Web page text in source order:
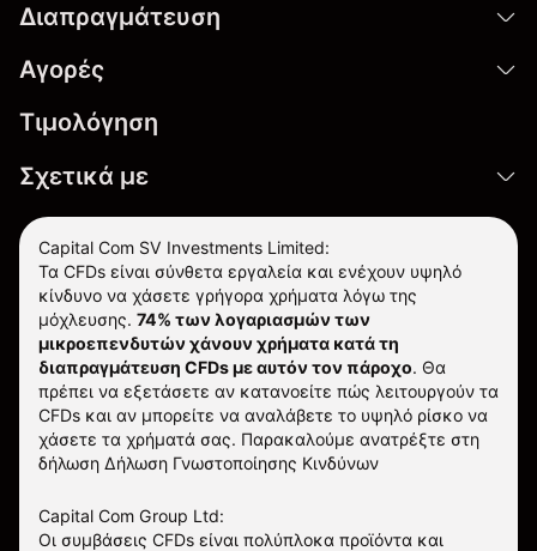
Διαπραγμάτευση
Αγορές
Τιμολόγηση
Σχετικά με
Capital Com SV Investments Limited:
Τα CFDs είναι σύνθετα εργαλεία και ενέχουν υψηλό
κίνδυνο να χάσετε γρήγορα χρήματα λόγω της
μόχλευσης. 74% των λογαριασμών των
μικροεπενδυτών χάνουν χρήματα κατά τη
διαπραγμάτευση CFDs με αυτόν τον πάροχο. Θα
πρέπει να εξετάσετε αν κατανοείτε πώς λειτουργούν τα
CFDs και αν μπορείτε να αναλάβετε το υψηλό ρίσκο να
χάσετε τα χρήματά σας. Παρακαλούμε ανατρέξτε στη
δήλωση Δήλωση Γνωστοποίησης Κινδύνων
Capital Com Group Ltd:
Οι συμβάσεις CFDs είναι πολύπλοκα προϊόντα και